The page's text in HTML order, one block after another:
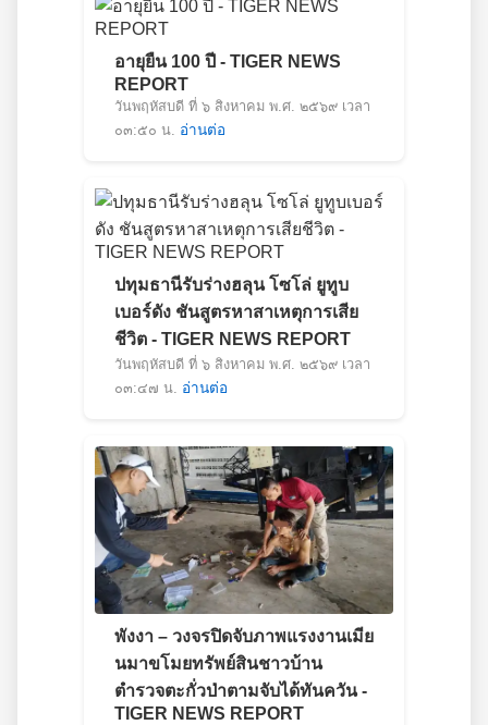
อายุยืน 100 ปี - TIGER NEWS
REPORT
วันพฤหัสบดี ที่ ๖ สิงหาคม พ.ศ. ๒๕๖๙ เวลา
๐๓:๕๐ น. อ่านต่อ
ปทุมธานีรับร่างฮลุน โซโล่ ยูทูบ
เบอร์ดัง ชันสูตรหาสาเหตุการเสีย
ชีวิต - TIGER NEWS REPORT
วันพฤหัสบดี ที่ ๖ สิงหาคม พ.ศ. ๒๕๖๙ เวลา
๐๓:๔๗ น. อ่านต่อ
พังงา – วงจรปิดจับภาพแรงงานเมีย
นมาขโมยทรัพย์สินชาวบ้าน
ตำรวจตะกั่วป่าตามจับได้ทันควัน -
TIGER NEWS REPORT